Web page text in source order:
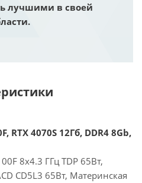
лучшими в своей
RTX 4070S 12Гб, DDR4 8Gb,
8x4.3 ГГц TDP 65Вт,
CD5L3 65Вт, Материнская